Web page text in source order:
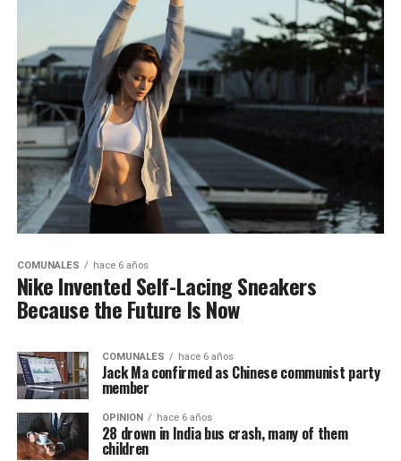
COMUNALES hace 6 años
Nike Invented Self-Lacing Sneakers
Because the Future Is Now
COMUNALES hace 6 años
Jack Ma confirmed as Chinese communist party
member
OPINION hace 6 años
28 drown in India bus crash, many of them
children